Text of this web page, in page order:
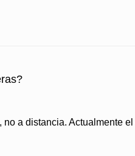
a distancia. Actualmente